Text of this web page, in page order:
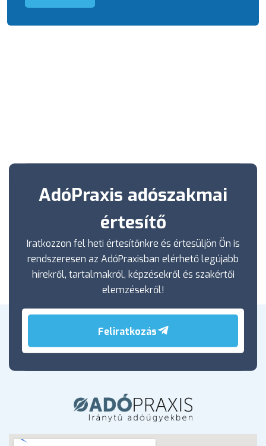
AdóPraxis adószakmai
értesítő
Iratkozzon fel heti értesítőnkre és értesüljön Ön is
rendszeresen az AdóPraxisban elérhető legújabb
hírekről, tartalmakról, képzésekről és szakértői
elemzésekről!
Feliratkozás